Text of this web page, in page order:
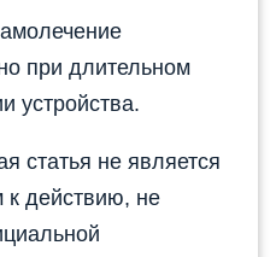
при длительном
устройства.
статья не является
к действию, не